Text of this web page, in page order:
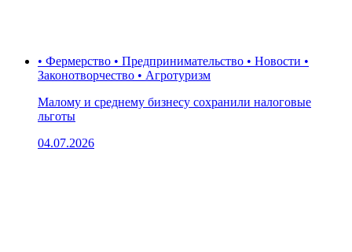
• Фермерство • Предпринимательство • Новости •
Законотворчество • Агротуризм
Малому и среднему бизнесу сохранили налоговые
льготы
04.07.2026